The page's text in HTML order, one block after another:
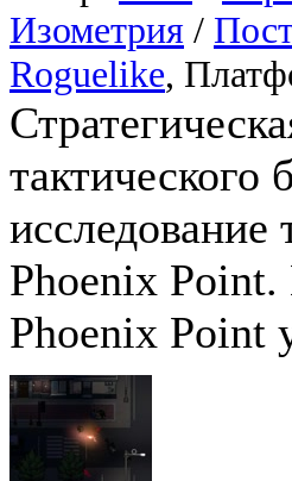
Изометрия /
Roguelike,
тактического
исследование
Phoenix
Phoenix Point